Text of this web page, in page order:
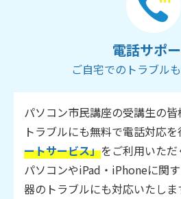
電話サポ
ご自宅でのトラブル
パソコン市民講座の受講生の
トラブルにも無料で電話対応を
ートサービス」をご利用いただ
パソコンやiPad・iPhoneに関
器のトラブルにも対応いたしま